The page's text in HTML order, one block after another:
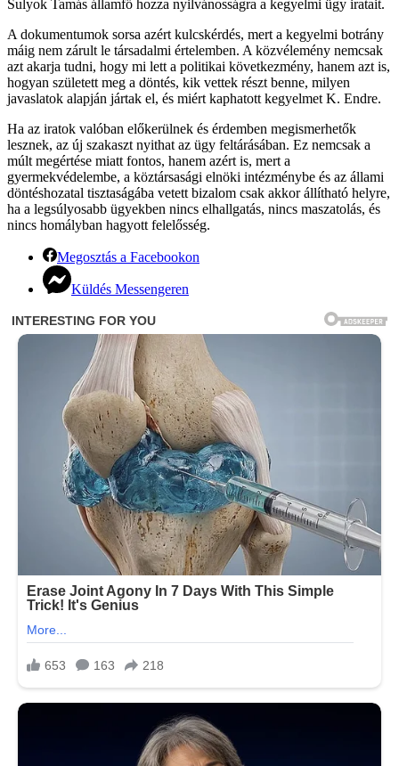
Sulyok Tamás államfő hozza nyilvánosságra a kegyelmi ügy iratait.
A dokumentumok sorsa azért kulcskérdés, mert a kegyelmi botrány
máig nem zárult le társadalmi értelemben. A közvélemény nemcsak
azt akarja tudni, hogy mi lett a politikai következmény, hanem azt is,
hogyan született meg a döntés, kik vettek részt benne, milyen
javaslatok alapján jártak el, és miért kaphatott kegyelmet K. Endre.
Ha az iratok valóban előkerülnek és érdemben megismerhetők
lesznek, az új szakaszt nyithat az ügy feltárásában. Ez nemcsak a
múlt megértése miatt fontos, hanem azért is, mert a
gyermekvédelembe, a köztársasági elnöki intézménybe és az állami
döntéshozatal tisztaságába vetett bizalom csak akkor állítható helyre,
ha a legsúlyosabb ügyekben nincs elhallgatás, nincs maszatolás, és
nincs homályban hagyott felelősség.
Megosztás a Facebookon
Küldés Messengeren